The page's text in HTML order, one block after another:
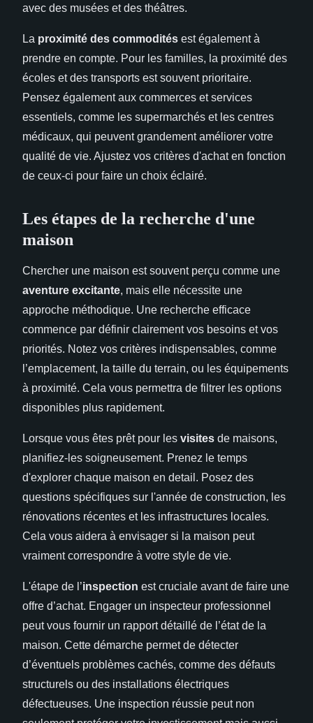
avec des musées et des théâtres.
La proximité des commodités est également à
prendre en compte. Pour les familles, la proximité des
écoles et des transports est souvent prioritaire.
Pensez également aux commerces et services
essentiels, comme les supermarchés et les centres
médicaux, qui peuvent grandement améliorer votre
qualité de vie. Ajustez vos critères d'achat en fonction
de ceux-ci pour faire un choix éclairé.
Les étapes de la recherche d'une
maison
Chercher une maison est souvent perçu comme une
aventure excitante, mais elle nécessite une
approche méthodique. Une recherche efficace
commence par définir clairement vos besoins et vos
priorités. Notez vos critères indispensables, comme
l’emplacement, la taille du terrain, ou les équipements
à proximité. Cela vous permettra de filtrer les options
disponibles plus rapidement.
Lorsque vous êtes prêt pour les visites de maisons,
planifiez-les soigneusement. Prenez le temps
d'explorer chaque maison en detail. Posez des
questions spécifiques sur l'année de construction, les
rénovations récentes et les infrastructures locales.
Cela vous aidera à envisager si la maison peut
vraiment correspondre à votre style de vie.
L'étape de l’inspection est cruciale avant de faire une
offre d’achat. Engager un inspecteur professionnel
peut vous fournir un rapport détaillé de l’état de la
maison. Cette démarche permet de détecter
d’éventuels problèmes cachés, comme des défauts
structurels ou des installations électriques
défectueuses. Une inspection réussie peut non